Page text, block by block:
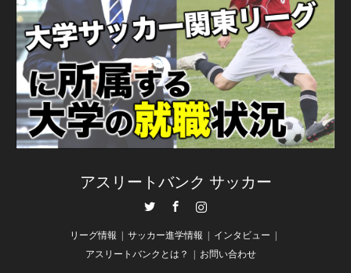
アスリートバンク サッカー
リーグ情報 サッカー進学情報
インタビュー
アスリートバンクとは？
お問い合わせ